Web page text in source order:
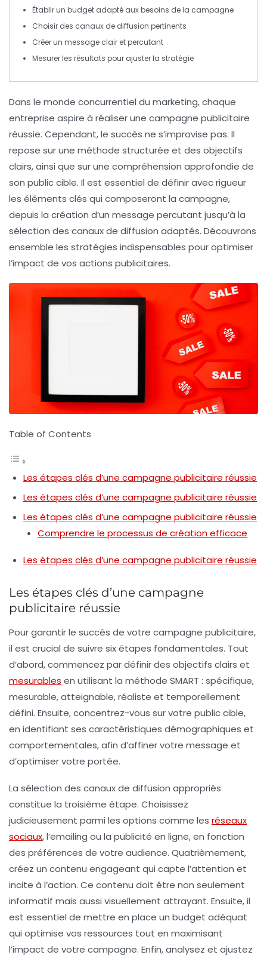
Établir un budget adapté aux besoins de la campagne
Choisir des canaux de diffusion pertinents
Créer un message clair et percutant
Mesurer les résultats pour ajuster la stratégie
Dans le monde concurrentiel du marketing, chaque
entreprise aspire à réaliserune campagne publicitaire
réussie. Cependant, le succès ne s’improvise pas. Il
repose sur une méthode structurée et des objectifs
clairs, ainsi que sur une compréhension approfondie de
son public cible. Il est essentiel de définir avec rigueur
les éléments clés qui composeront la campagne,
depuis la création d’un message percutant jusqu’à la
sélection des canaux de diffusion adaptés. Découvrons
ensemble les stratégies indispensables pour optimiser
l’impact de vos actions publicitaires.
Table of Contents
Les étapes clés d’une campagne publicitaire réussie
Les étapes clés d’une campagne publicitaire réussie
Les étapes clés d’une campagne publicitaire réussie
Comprendre le processus de création efficace
Les étapes clés d’une campagne publicitaire réussie
Les étapes clés d’une campagne
publicitaire réussie
Pour garantir le succès de votre campagne publicitaire,
il est crucial de suivre six étapes fondamentales. Tout
d’abord, commencez pardéfinir des objectifs clairs et
mesurables en utilisant la méthode SMART : spécifique,
mesurable, atteignable, réaliste et temporellement
défini. Ensuite, concentrez-vous sur votre public cible,
en identifiant ses caractéristiques démographiques et
comportementales, afin d’affiner votre message et
d’optimiser votre portée.
La sélection des canaux de diffusion appropriés
constitue la troisième étape. Choisissez
judicieusement parmi les options comme les réseaux
sociaux, l’emailing ou la publicité en ligne, en fonction
des préférences de votre audience. Quatrièmement,
créez un contenu engageant qui capte l’attention et
incite à l’action. Ce contenu doit être non seulement
informatif mais aussi visuellement attrayant. Ensuite, il
est essentiel de mettre en place un budget adéquat
qui optimise vos ressources tout en maximisant
l’impact de votre campagne. Enfin,analysez et ajustez